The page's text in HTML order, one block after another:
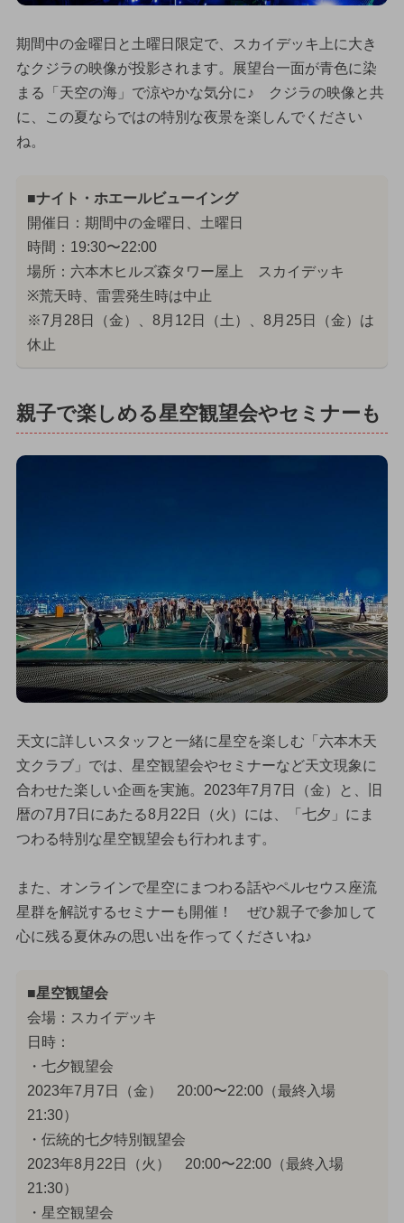
期間中の金曜日と土曜日限定で、スカイデッキ上に大き
なクジラの映像が投影されます。展望台一面が青色に染
まる「天空の海」で涼やかな気分に♪ クジラの映像と共
に、この夏ならではの特別な夜景を楽しんでください
ね。
■ナイト・ホエールビューイング
開催日：期間中の金曜日、土曜日
時間：19:30〜22:00
場所：六本木ヒルズ森タワー屋上 スカイデッキ
※荒天時、雷雲発生時は中止
※7月28日（金）、8月12日（土）、8月25日（金）は
休止
親子で楽しめる星空観望会やセミナーも
天文に詳しいスタッフと一緒に星空を楽しむ「六本木天
文クラブ」では、星空観望会やセミナーなど天文現象に
合わせた楽しい企画を実施。2023年7月7日（金）と、旧
暦の7月7日にあたる8月22日（火）には、「七夕」にま
つわる特別な星空観望会も行われます。
また、オンラインで星空にまつわる話やペルセウス座流
星群を解説するセミナーも開催！ ぜひ親子で参加して
心に残る夏休みの思い出を作ってくださいね♪
■星空観望会
会場：スカイデッキ
日時：
・七夕観望会
2023年7月7日（金） 20:00〜22:00（最終入場
21:30）
・伝統的七夕特別観望会
2023年8月22日（火） 20:00〜22:00（最終入場
21:30）
・星空観望会